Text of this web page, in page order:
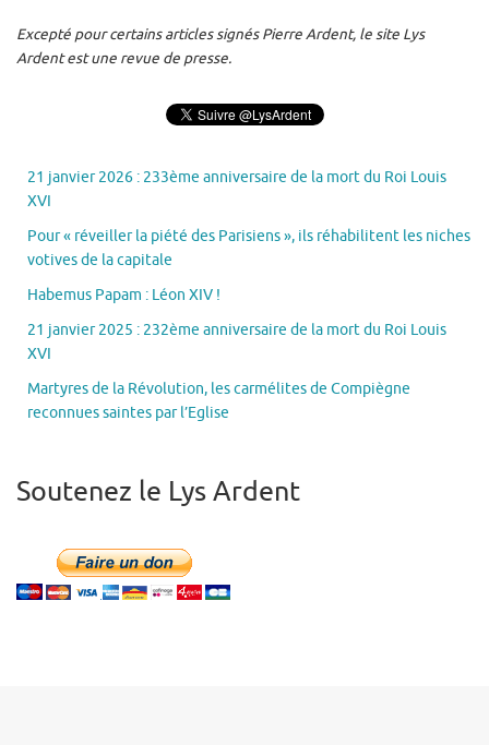
Excepté pour certains articles signés Pierre Ardent, le site Lys
Ardent est une revue de presse.
21 janvier 2026 : 233ème anniversaire de la mort du Roi Louis
XVI
Pour « réveiller la piété des Parisiens », ils réhabilitent les niches
votives de la capitale
Habemus Papam : Léon XIV !
21 janvier 2025 : 232ème anniversaire de la mort du Roi Louis
XVI
Martyres de la Révolution, les carmélites de Compiègne
reconnues saintes par l’Eglise
Soutenez le Lys Ardent